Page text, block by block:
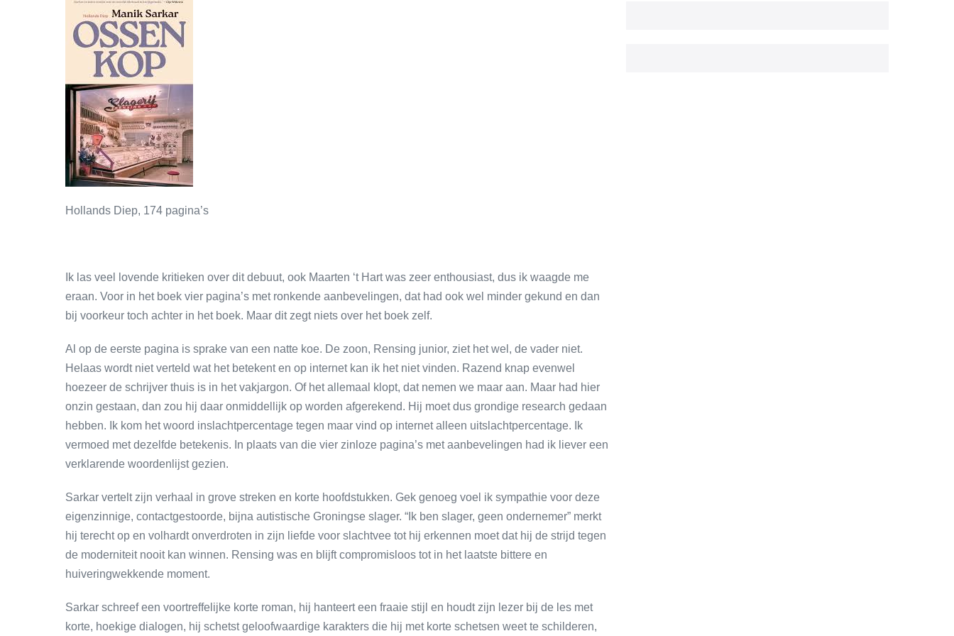
Hollands Diep, 174 pagina’s
Ik las veel lovende kritieken over dit debuut, ook Maarten ‘t Hart was zeer enthousiast, dus ik waagde me
eraan. Voor in het boek vier pagina’s met ronkende aanbevelingen, dat had ook wel minder gekund en dan
bij voorkeur toch achter in het boek. Maar dit zegt niets over het boek zelf.
Al op de eerste pagina is sprake van een natte koe. De zoon, Rensing junior, ziet het wel, de vader niet.
Helaas wordt niet verteld wat het betekent en op internet kan ik het niet vinden. Razend knap evenwel
hoezeer de schrijver thuis is in het vakjargon. Of het allemaal klopt, dat nemen we maar aan. Maar had hier
onzin gestaan, dan zou hij daar onmiddellijk op worden afgerekend. Hij moet dus grondige research gedaan
hebben. Ik kom het woord inslachtpercentage tegen maar vind op internet alleen uitslachtpercentage. Ik
vermoed met dezelfde betekenis. In plaats van die vier zinloze pagina’s met aanbevelingen had ik liever een
verklarende woordenlijst gezien.
Sarkar vertelt zijn verhaal in grove streken en korte hoofdstukken. Gek genoeg voel ik sympathie voor deze
eigenzinnige, contactgestoorde, bijna autistische Groningse slager. “Ik ben slager, geen ondernemer” merkt
hij terecht op en volhardt onverdroten in zijn liefde voor slachtvee tot hij erkennen moet dat hij de strijd tegen
de moderniteit nooit kan winnen. Rensing was en blijft compromisloos tot in het laatste bittere en
huiveringwekkende moment.
Sarkar schreef een voortreffelijke korte roman, hij hanteert een fraaie stijl en houdt zijn lezer bij de les met
korte, hoekige dialogen, hij schetst geloofwaardige karakters die hij met korte schetsen weet te schilderen,